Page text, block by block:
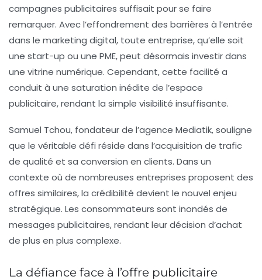
campagnes publicitaires suffisait pour se faire
remarquer. Avec l’effondrement des barrières à l’entrée
dans le marketing digital, toute entreprise, qu’elle soit
une start-up ou une PME, peut désormais investir dans
une vitrine numérique. Cependant, cette facilité a
conduit à une saturation inédite de l’espace
publicitaire, rendant la simple visibilité insuffisante.
Samuel Tchou, fondateur de l’agence Mediatik, souligne
que le véritable défi réside dans l’acquisition de trafic
de qualité et sa conversion en clients. Dans un
contexte où de nombreuses entreprises proposent des
offres similaires, la crédibilité devient le nouvel enjeu
stratégique. Les consommateurs sont inondés de
messages publicitaires, rendant leur décision d’achat
de plus en plus complexe.
La défiance face à l’offre publicitaire